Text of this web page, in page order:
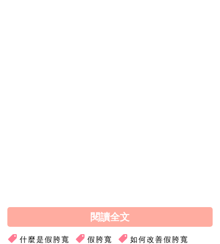
閱讀全文
什麼是假胯寬 假胯寬 如何改善假胯寬